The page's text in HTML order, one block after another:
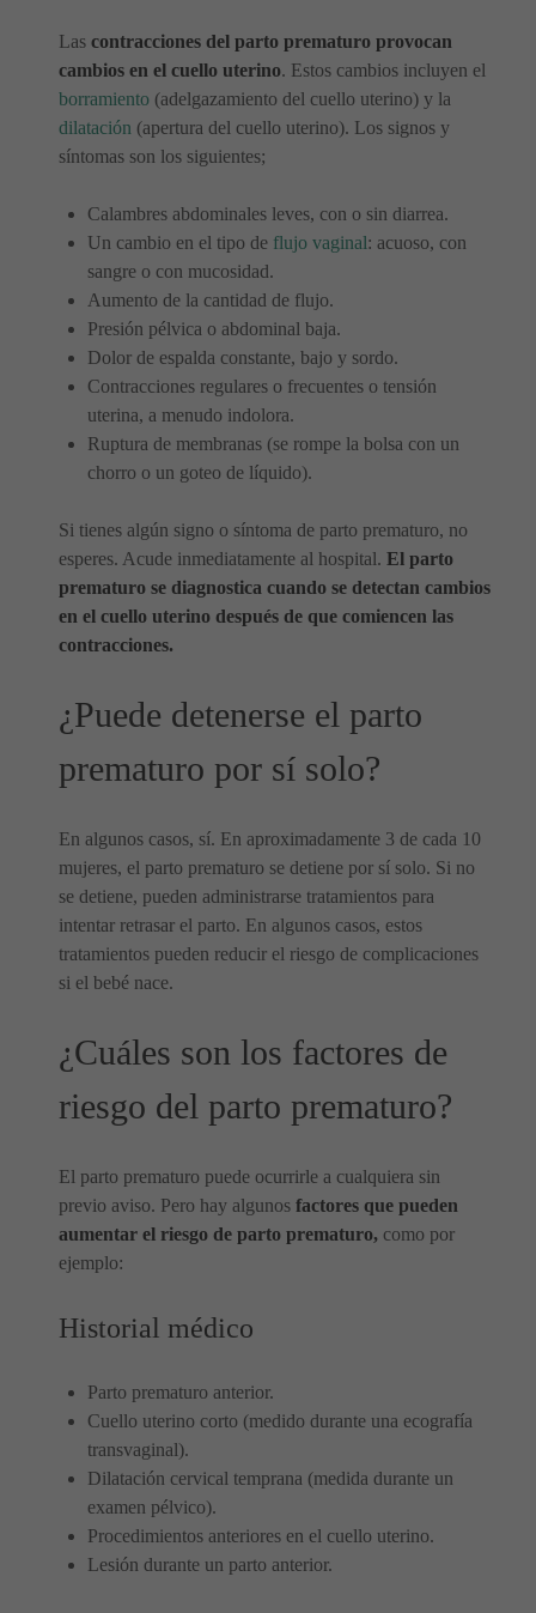
Las contracciones del parto prematuro provocan
cambios en el cuello uterino. Estos cambios incluyen el
borramiento (adelgazamiento del cuello uterino) y la
dilatación (apertura del cuello uterino). Los signos y
síntomas son los siguientes;
Calambres abdominales leves, con o sin diarrea.
Un cambio en el tipo de flujo vaginal: acuoso, con
sangre o con mucosidad.
Aumento de la cantidad de flujo.
Presión pélvica o abdominal baja.
Dolor de espalda constante, bajo y sordo.
Contracciones regulares o frecuentes o tensión
uterina, a menudo indolora.
Ruptura de membranas (se rompe la bolsa con un
chorro o un goteo de líquido).
Si tienes algún signo o síntoma de parto prematuro, no
esperes. Acude inmediatamente al hospital. El parto
prematuro se diagnostica cuando se detectan cambios
en el cuello uterino después de que comiencen las
contracciones.
¿Puede detenerse el parto
prematuro por sí solo?
En algunos casos, sí. En aproximadamente 3 de cada 10
mujeres, el parto prematuro se detiene por sí solo. Si no
se detiene, pueden administrarse tratamientos para
intentar retrasar el parto. En algunos casos, estos
tratamientos pueden reducir el riesgo de complicaciones
si el bebé nace.
¿Cuáles son los factores de
riesgo del parto prematuro?
El parto prematuro puede ocurrirle a cualquiera sin
previo aviso. Pero hay algunos factores que pueden
aumentar el riesgo de parto prematuro, como por
ejemplo:
Historial médico
Parto prematuro anterior.
Cuello uterino corto (medido durante una ecografía
transvaginal).
Dilatación cervical temprana (medida durante un
examen pélvico).
Procedimientos anteriores en el cuello uterino.
Lesión durante un parto anterior.